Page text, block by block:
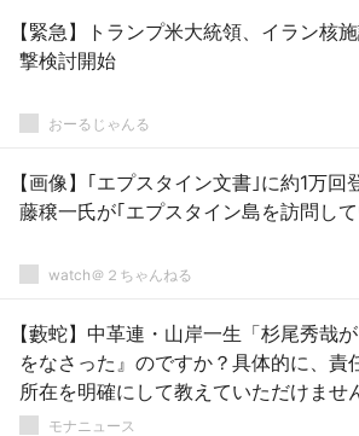
【緊急】トランプ米大統領、イラン核
撃検討開始
おーるじゃんる
【画像】｢エプスタイン文書｣に約1万
藤穣一氏が｢エプスタイン島を訪問し
watch＠２ちゃんねる
【藪蛇】中革連・山岸一生「杉尾秀哉
をなさった』のですか？具体的に、責
所在を明確にして教えていただけませ
か？」→TBS在籍時の放送加害をリプ
モナニュース